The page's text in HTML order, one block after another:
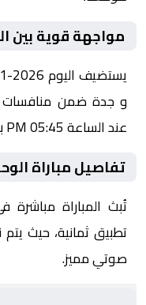
مواجهة قوية بين
و جدة ضمن منافسات
عند الساعة 05:45 PM بتوقيت القاهرة.
تفاصيل مباراة
تُبث المباراة
تطبيق ثمانية، حيث
صوتي مميز.